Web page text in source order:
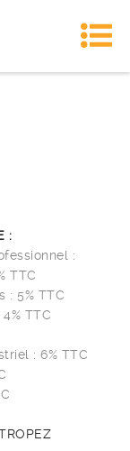
:
:
TTC
: 5% TTC
TTC
: 6% TTC